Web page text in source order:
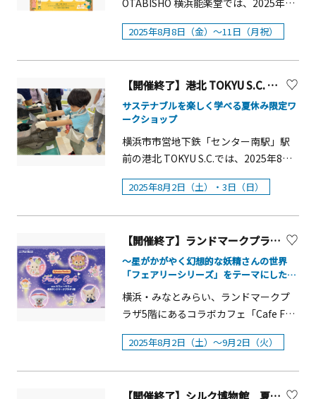
(https://yomiuriland.co.jp/brand/stor
ies/story003/)で紹介されています。
トップワールド・日程 ：8月20日
（水）～8月24日（日）平日：16時 各
回1時間土日：16時／17時 各回1時
ガン ③自由に撮影タイム・参加費：
1,000円※当日の気温が 35℃を超える
日に参加される方へは全額返金しま
す。・エントリー方法：Peatixより事
前にご応募ください。（URL：
m/）※イベントに関する注意事項は
言映像、戦中・戦後の暮らしの様子、
災者のパネルなどを展示します。ま
た、県や県遺族会による慰霊追悼事業
の紹介や、県民の皆様から寄せられた
「戦後80年・平和祈念メッセ―ジカー
ド」を展示し、平和への願いを紡ぎま
す。（パネル約170点、実物資料約100
点ほか） 開催期間中のイベント（1）語
り部講演会・遺族手記朗読会語り部に
遺族手記の朗読会を実施します。■
日 時：8月17日（日曜日）①11:00～
争と家族の絆―父の遺言と母の手記を
（秦野市）②遺族手記「逢いたかっ
た」朗読会読み手&hellip;一般財団法人
神奈川県遺族会青年部■場 所：2階や
まゆり■主 催：一般財団法人神奈川
県遺族会慰霊茶会抹茶と和菓子を提供
する慰霊茶会を2回実施します。■日
イに食べたい、夏の暑さも吹き飛ばす
ニュー」では、きのこメーカー大手の
ホクト(株)の協賛のもと、ホクトプレミ
アム 霜降りひらたけや一番採り生どん
こをはじめとする6種類のきのこを使用
したオリジナルメニューをご用意。ラ
＆発酵 菌活メニュー+好きを開放した誘
がちな真夏を、おいしく乗り切りまし
ょう。&nbsp;「きのこと発酵で菌活＆
誘惑グルメフェア」概要■開催期間：
&nbsp; 2025年8月8日（金）～8月24日
（日）■開催場所：&nbsp; ランドマー
クプラザ 各飲食店舗にて展開&nbsp;菌
活＆誘惑メニュー参加店舗：29店舗
&nbsp;(きのこメニュー:15店舗、発酵
店舗)&nbsp;※詳細は横浜ランドマーク
タワーHPをご覧ください。
OTABISHO 横浜能楽堂では、2025年8
月8日（金）〜11日（月・祝）の期間、
「夏休みこども能楽研究所」を開催し
方、親子で楽しいお出かけをしたい方
にぴったりのイベントです。夏だけの
特別な体験を、OTABISHO横浜能楽堂
でぜひお楽しみください。【体験コー
ナー】（期間中いつでも楽しめま
能と狂言・能や狂言をテーマにした図
す）・「面（おもて）」づくり工作コ
ーナー（自分だけの面をつくろう！）
【特別イベント】狂言「柿山伏」公演
映像鑑賞会■開催日：2025年8月8日
（金）〜11日（月・祝）■時間：
学校の教科書にも登場する人気の狂言
すいた山伏が、思わず柿を盗み食いし
てしまうというユーモラスなお話で
2025年8月8日（金）～11日（月祝）
【開催終了】港北 TOKYU S.C. 「サステナブルフェア」アップサイクルアートワークショップ
サステナブルを楽しく学べる夏休み限定ワ
ークショップ
横浜市市営地下鉄「センター南駅」駅
前の港北 TOKYU S.C.では、2025年8月2
日（土）・3日（日）の2日間、夏休み
の自由研究にもおすすめの「サステナ
&rdquo;。地元企業や館内店舗から出た
発泡スチロールや布の廃材を使い、自
由な発想でアート作品をつくるワーク
ショップを実施します。身近な素材が
作品に生まれ変わる体験を通して、環
す。 サスティナブルフェア概要■開催
があれば、幼児も可■体験時間：おひ
2025年8月2日（土）・3日（日）
【開催終了】ランドマークプラザ 「シルバニアファミリー フェアリーカフェ」コラボカフェ横浜・ Cafe Fan Base
～星がかがやく幻想的な妖精さんの世界
「フェアリーシリーズ」をテーマにした限
横浜・みなとみらい、ランドマークプ
ラザ5階にあるコラボカフェ「Cafe Fan
Base（カフェ ファンベース）」は、
2025年8月2日（土）～9月2日（火）の
2025年8月2日（土）～9月2日（火）
【開催終了】シルク博物館 夏休み「かいこ教室」